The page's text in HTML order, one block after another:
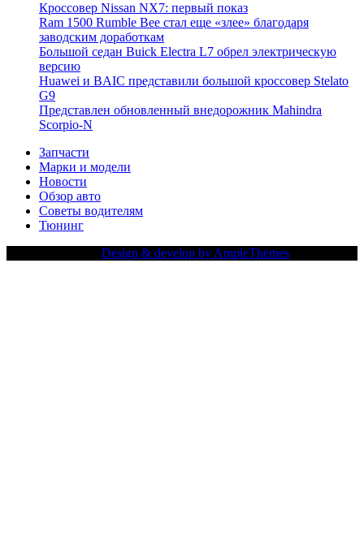
Кроссовер Nissan NX7: первый показ
Ram 1500 Rumble Bee стал еще «злее» благодаря
заводским доработкам
Большой седан Buick Electra L7 обрел электрическую
версию
Huawei и BAIC представили большой кроссовер Stelato
G9
Представлен обновленный внедорожник Mahindra
Scorpio-N
Запчасти
Марки и модели
Новости
Обзор авто
Советы водителям
Тюнинг
Design & develop by AmpleThemes